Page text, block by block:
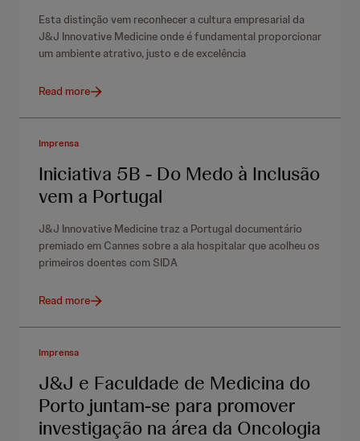
Esta distinção vem reconhecer a cultura empresarial da
J&J Innovative Medicine onde é fundamental proporcionar
um ambiente atrativo, justo e de excelência
Read more
Imprensa
Iniciativa 5B - Do Medo à Inclusão
vem a Portugal
J&J Innovative Medicine traz a Portugal documentário
premiado em Cannes sobre a ala hospitalar que acolheu os
primeiros doentes com SIDA
Read more
Imprensa
J&J e Faculdade de Medicina do
Porto juntam-se para promover
investigação na área da Oncologia